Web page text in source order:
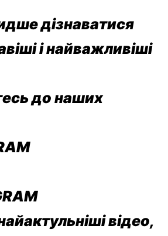
дізнаватися
і найважливіші
до наших
відео,